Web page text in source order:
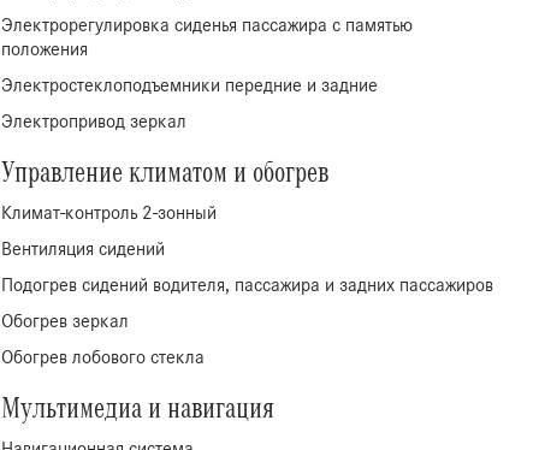
Электрорегулировка сиденья пассажира с памятью
положения
Электростеклоподъемники передние и задние
Электропривод зеркал
Управление климатом и обогрев
Климат-контроль 2-зонный
Вентиляция сидений
Подогрев сидений водителя, пассажира и задних пассажиров
Обогрев зеркал
Обогрев лобового стекла
Мультимедиа и навигация